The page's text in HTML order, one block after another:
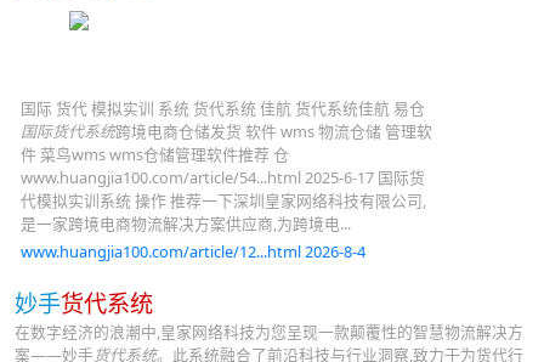
国际 货代 模拟实训 系统 货代系统 佳航 货代系统佳航 易仓
国际货代系统跨境电商仓储发货 软件 wms 物流仓储 管理软
件 菜鸟wms wms仓储管理软件推荐 仓
www.huangjia100.com/article/54...html 2025-6-17 国际货
代模拟实训系统 操作 推荐一下深圳皇家网络科技有限公司,
是一家跨境电商物流解决方案供应商,为跨境电...
www.huangjia100.com/article/12...html 2026-8-4
妙手货代系统
在数字经济的浪潮中,皇家网络科技为您呈现一款颠覆性的智慧物流解决方
案——妙手 货代系统。此系统融合了前沿科技与行业洞察,致力于为货代行